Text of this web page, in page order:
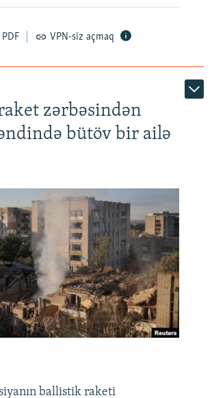
PDF VPN-siz açmaq
zərbəsindən
bütöv bir ailə
ballistik raketi